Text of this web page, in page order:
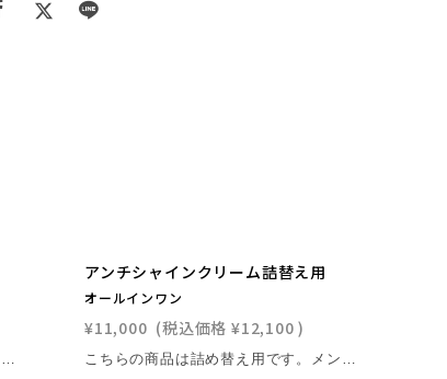
アンチシャインクリーム詰替え用
オールインワン
¥11,000 (税込価格 ¥12,100 )